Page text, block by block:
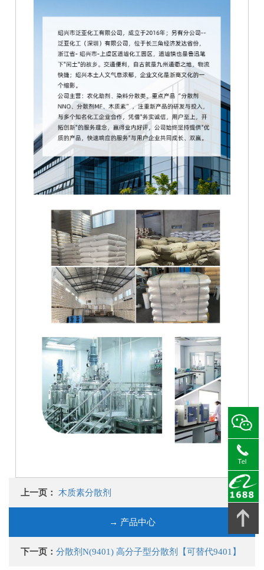
上一页： 木质素分散剂
→ 产品中心
下一页： 分散剂N(9401) 高分子型分散剂【可替代9401】